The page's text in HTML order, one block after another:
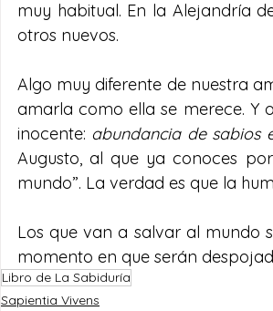
muy habitual. En la Alejandría
otros nuevos.
Algo muy diferente de nuestra
amarla como ella se merece. Y
inocente: abundancia de sabios
Augusto, al que ya conoces
mundo”. La verdad es que la
Los que van a salvar al mundo
momento en que serán
Libro de La Sabiduría
Sapientia Vivens